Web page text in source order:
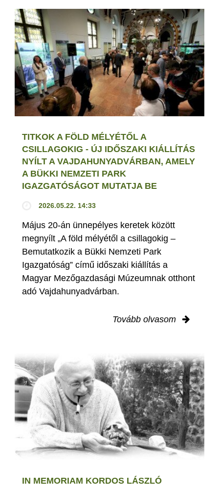
TITKOK A FÖLD MÉLYÉTŐL A
CSILLAGOKIG - ÚJ IDŐSZAKI KIÁLLÍTÁS
NYÍLT A VAJDAHUNYADVÁRBAN, AMELY
A BÜKKI NEMZETI PARK
IGAZGATÓSÁGOT MUTATJA BE
2026.05.22. 14:33
Május 20-án ünnepélyes keretek között
megnyílt „A föld mélyétől a csillagokig –
Bemutatkozik a Bükki Nemzeti Park
Igazgatóság” című időszaki kiállítás a
Magyar Mezőgazdasági Múzeumnak otthont
adó Vajdahunyadvárban.
Tovább olvasom
IN MEMORIAM KORDOS LÁSZLÓ